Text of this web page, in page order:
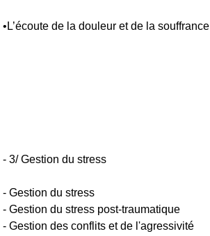
•L’écoute de la douleur et de la souffrance
- 3/ Gestion du stress
- Gestion du stress
- Gestion du stress post-traumatique
- Gestion des conflits et de l'agressivité